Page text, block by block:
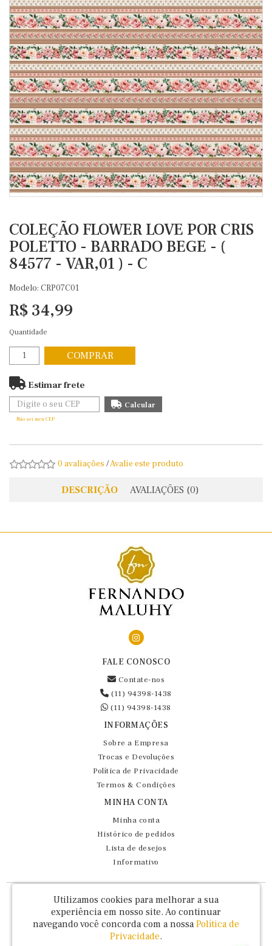
COLEÇÃO FLOWER LOVE POR CRIS
POLETTO - BARRADO BEGE - (
84577 - VAR,01 ) - C
Modelo: CRP07C01
R$ 34,99
Quantidade
COMPRAR
Estimar frete
Não sei meu CEP
0 avaliações /Avalie este produto
DESCRIÇÃO AVALIAÇÕES (0)
FALE CONOSCO
Contate-nos
(11) 94398-1438
(11) 94398-1438
INFORMAÇÕES
Sobre a Empresa
Trocas e Devoluções
Política de Privacidade
Termos & Condições
MINHA CONTA
Minha conta
Histórico de pedidos
Lista de desejos
Informativo
Fernando Maluhy Cia Ltda - CNPJ: 60.458.825/0001-86
Rua Dr Euclydes da Cunha, 47 - Brás - São Paulo / SP - CEP 03016-030
Utilizamos cookies para melhorar a sua
experiência em nosso site. Ao continuar
navegando você concorda com a nossa Política de
Privacidade.